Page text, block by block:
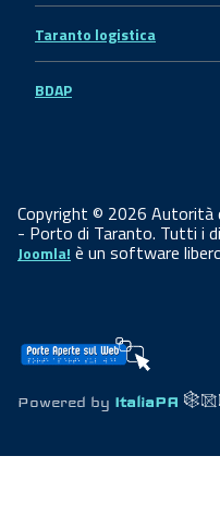
Taranto logistica
BDAP
Copyright © 2026 Autorità
- Porto di Taranto. Tutti i
Joomla! è un software
Powered by ItaliaPA